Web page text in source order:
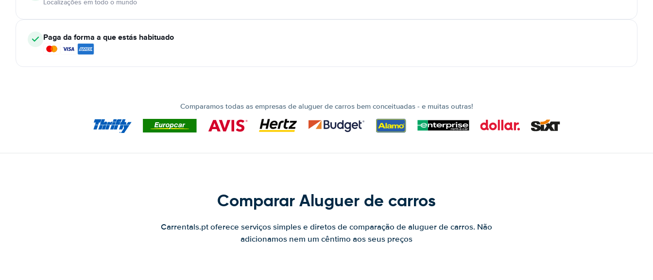
Localizações em todo o mundo
Paga da forma a que estás habituado
Comparamos todas as empresas de aluguer de carros bem conceituadas - e muitas outras!
Comparar Aluguer de carros
Carrentals.pt oferece serviços simples e diretos de comparação de aluguer de carros. Não
adicionamos nem um cêntimo aos seus preços